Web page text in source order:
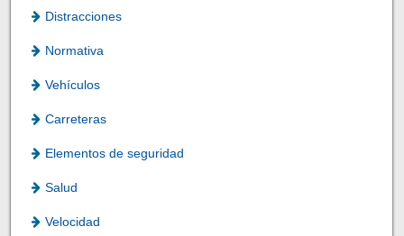
Distracciones
Normativa
Vehículos
Carreteras
Elementos de seguridad
Salud
Velocidad